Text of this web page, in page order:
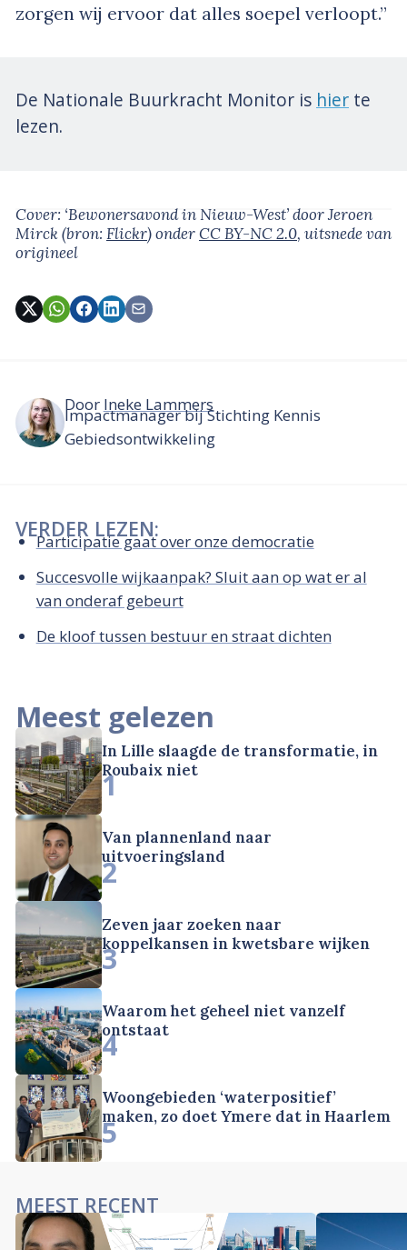
zorgen wij ervoor dat alles soepel verloopt.”
De Nationale Buurkracht Monitor is hier te
lezen.
Cover: ‘Bewonersavond in Nieuw-West’door Jeroen
Mirck(bron: Flickr)onderCC BY-NC 2.0, uitsnede van
origineel
Door Ineke Lammers
Impactmanager bij Stichting Kennis
Gebiedsontwikkeling
VERDER LEZEN:
Participatie gaat over onze democratie
Succesvolle wijkaanpak? Sluit aan op wat er al
van onderaf gebeurt
De kloof tussen bestuur en straat dichten
Meest gelezen
In Lille slaagde de transformatie, in
Roubaix niet
1
Van plannenland naar
uitvoeringsland
2
Zeven jaar zoeken naar
koppelkansen in kwetsbare wijken
3
Waarom het geheel niet vanzelf
ontstaat
4
Woongebieden ‘waterpositief’
maken, zo doet Ymere dat in Haarlem
5
MEEST RECENT